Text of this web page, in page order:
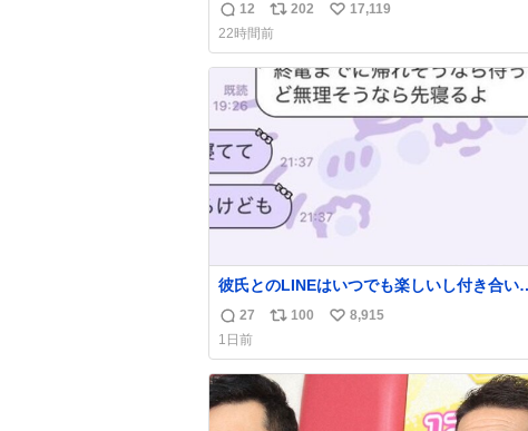
返
信
数
12
リ
ポ
ス
ト
数
202
い
ね
数
17,119
22時間前
彼氏とのLINEはいつでも楽しいし付き合い
ての頃の嬉しかったLINEは無限にあるけど(
棲前は1日で各50通くらい送りあってたし)最
近嬉しかったのはこれ
返
信
数
27
リ
ス
ト
数
100
い
ね
8,915
1日前